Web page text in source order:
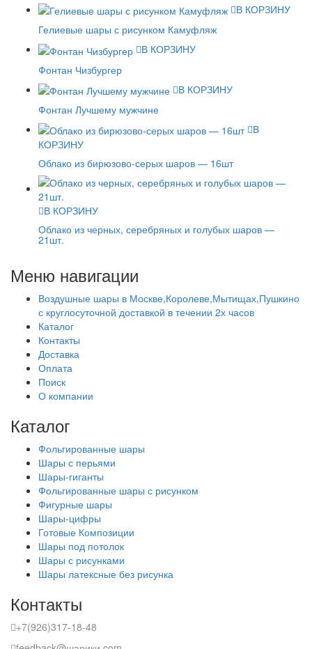
В КОРЗИНУ
Гелиевые шары с рисунком Камуфляж
В КОРЗИНУ
Фонтан Чизбургер
В КОРЗИНУ
Фонтан Лучшему мужчине
В
КОРЗИНУ
Облако из бирюзово-серых шаров — 16шт
В КОРЗИНУ
Облако из черных, серебряных и голубых шаров —
21шт.
Меню навигации
Воздушные шары в Москве,Королеве,Мытищах,Пушкино
с круглосуточной доставкой в течении 2х часов
Каталог
Контакты
Доставка
Оплата
Поиск
О компании
Каталог
Фольгированные шары
Шары с перьями
Шары-гиганты
Фольгированные шары с рисунком
Фигурные шары
Шары-цифры
Готовые Композиции
Шары под потолок
Шары с рисунками
Шары латексные без рисунка
Контакты
+7(926)317-18-48